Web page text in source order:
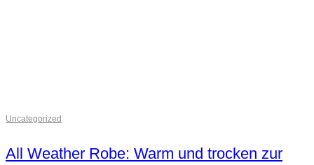
Uncategorized
All Weather Robe: Warm und trocken zur